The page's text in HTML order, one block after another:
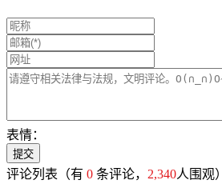
表情：
评论列表 （有 0 条评论， 2,340人围观）